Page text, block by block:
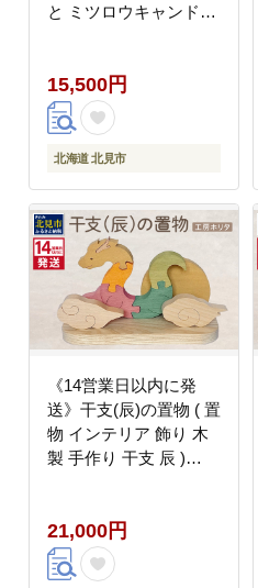
と ミツロウキャンドル
キャンドル ロウソク ろ
うそく )【022-0021】
15,500円
北海道 北見市
《14営業日以内に発
送》干支(辰)の置物 ( 置
物 インテリア 飾り 木
製 手作り 干支 辰 )
21,000円